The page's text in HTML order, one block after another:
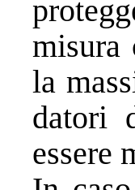
misura
la
datori
essere